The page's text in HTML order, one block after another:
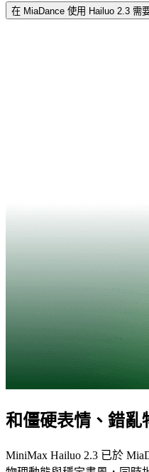
在 MiaDance 使用 Hailuo 2.3 需
和僵硬表情、錯亂
MiniMax Hailuo 2.3 已於